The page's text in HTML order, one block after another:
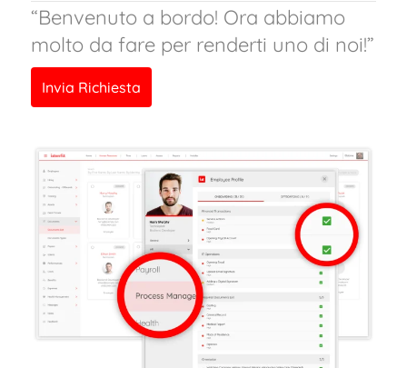
“Benvenuto a bordo! Ora abbiamo
molto da fare per renderti uno di noi!”
Invia Richiesta